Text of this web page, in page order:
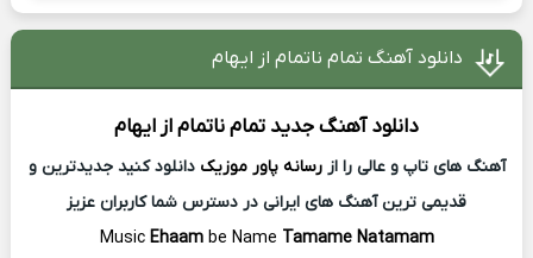
دانلود آهنگ تمام ناتمام از ایهام
دانلود آهنگ جدید تمام ناتمام ازایهام
آهنگ های تاپ و عالی را ازرسانه پاور موزیک دانلود کنید جدیدترین و
قدیمی ترین آهنگ های ایرانی در دسترس شما کاربران عزیز
MusicEhaam be Name Tamame Natamam